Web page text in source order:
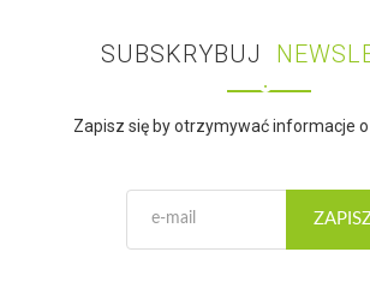
SUBSKRYBUJ
Zapisz się by otrzymywać informacje o